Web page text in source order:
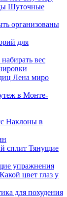
Шуточные
организованы
для
вес
Лена миро
в Монте-
Наклоны в
сплит Тянущие
упражнения
цвет глаз у
для похудения